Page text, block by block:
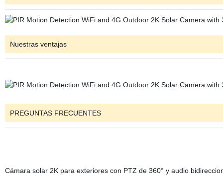
Nuestras ventajas
PREGUNTAS FRECUENTES
Cámara solar 2K para exteriores con PTZ de 360° y audio